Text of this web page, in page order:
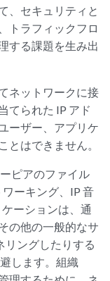
、セキュリティと
トラフィックフロ
する課題を生み出
ネットワークに接
てられた IP アド
ーザー、アプリケ
とはできません。
ピアのファイル
ーキング、IP 音
ーションは、通
の他の一般的なサ
リングしたりする
します。組織